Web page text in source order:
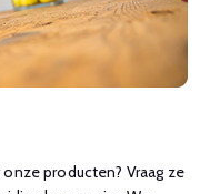
producten? Vraag ze